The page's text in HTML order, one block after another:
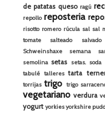
de patatas queso ragú
repollo reposteria
risotto romero rúcula sal sal
tomate
salteado
Schweinshaxe
semana
semolina setas setas. soda
tabulé talleres tarta
torrijas trigo trigo
vegetariano verdura
yogurt yorkiesyorkshire